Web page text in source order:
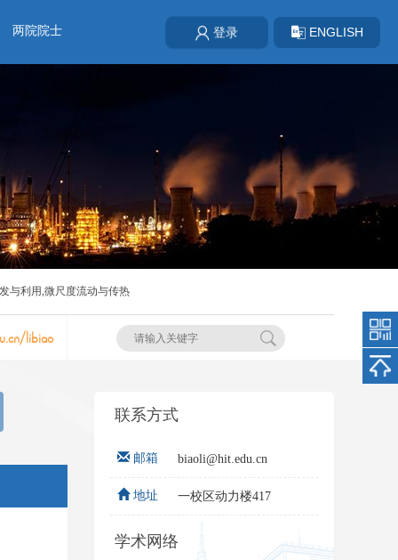
两院院士 登录 ENGLISH
与利用,微尺度流动与传热
libiao
联系方式
邮箱 biaoli@hit.edu.cn
地址 一校区动力楼417
学术网络